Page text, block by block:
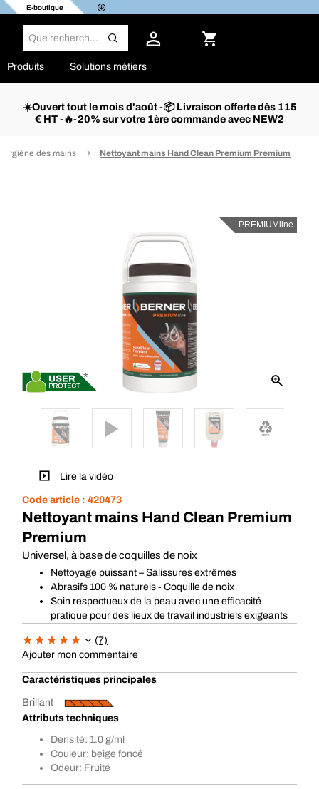
E-boutique
Produits Solutions métiers
☀️Ouvert tout le mois d'août -📦 Livraison offerte dès 115
€ HT -🔥-20% sur votre 1ère commande avec NEW2
des mains Nettoyant mains Hand Clean Premium Premium
PREMIUMline
*
Lire la vidéo
Code article : 420473
Nettoyant mains Hand Clean Premium
Premium
Universel, à base de coquilles de noix
Nettoyage puissant – Salissures extrêmes
Abrasifs 100 % naturels - Coquille de noix
Soin respectueux de la peau avec une efficacité
pratique pour des lieux de travail industriels exigeants
(7)
Ajouter mon commentaire
Caractéristiques principales
Brillant
Attributs techniques
Densité: 1.0 g/ml
Couleur: beige foncé
Odeur: Fruité